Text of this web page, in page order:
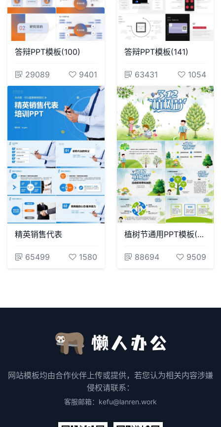
答辩PPT模板(100)
29089 9401
答辩PPT模板(141)
63431 1054
精英销售代表
65499 1580
植树节通用PPT模板(112)
88694 9509
网站模板均由合作伙伴上传或提供，若您认为相关内容涉嫌
侵权请联系：
客服邮箱：kefu@lanren.work